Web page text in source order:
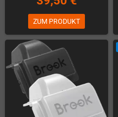
ZUM PRODUKT